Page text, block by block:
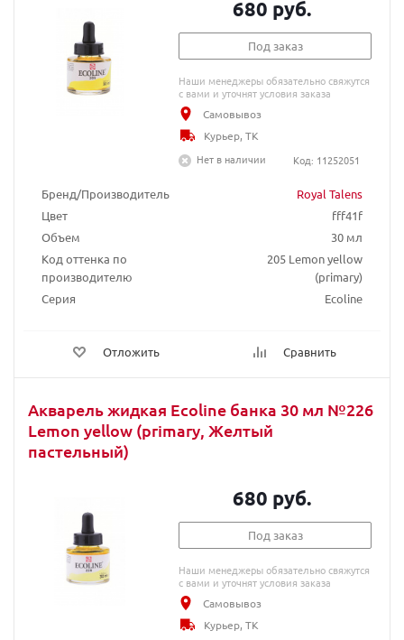
Бренд/Производитель
Royal Talens
Цвет
fff41f
Объем
30 мл
Код оттенка по
производителю
205 Lemon yellow
(primary)
Серия
Ecoline
Отложить Сравнить
680 руб.
Под заказ
Наши менеджеры обязательно свяжутся
с вами и уточнят условия заказа
Самовывоз
Курьер, ТК
Нет в наличии
Код: 11252051
Акварель жидкая Ecoline банка 30 мл №226
Lemon yellow (primary, Желтый
пастельный)
680 руб.
Под заказ
Наши менеджеры обязательно свяжутся
с вами и уточнят условия заказа
Самовывоз
Курьер, ТК